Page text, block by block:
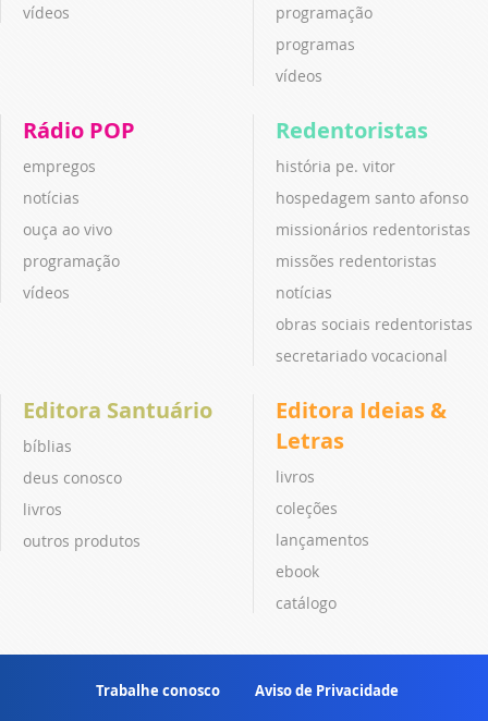
vídeos
programação
programas
vídeos
Rádio POP
empregos
notícias
ouça ao vivo
programação
vídeos
Redentoristas
história pe. vitor
hospedagem santo afonso
missionários redentoristas
missões redentoristas
notícias
obras sociais redentoristas
secretariado vocacional
Editora Santuário
bíblias
deus conosco
livros
outros produtos
Editora Ideias &
Letras
livros
coleções
lançamentos
ebook
catálogo
Trabalhe conosco Aviso de Privacidade